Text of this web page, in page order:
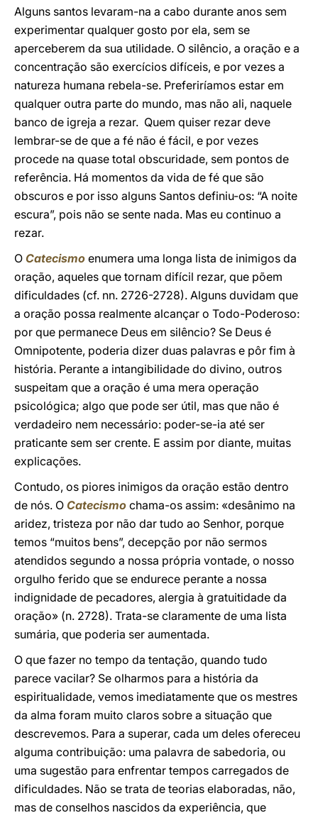
Alguns santos levaram-na a cabo durante anos sem
experimentar qualquer gosto por ela, sem se
aperceberem da sua utilidade. O silêncio, a oração e a
concentração são exercícios difíceis, e por vezes a
natureza humana rebela-se. Preferiríamos estar em
qualquer outra parte do mundo, mas não ali, naquele
banco de igreja a rezar. Quem quiser rezar deve
lembrar-se de que a fé não é fácil, e por vezes
procede na quase total obscuridade, sem pontos de
referência. Há momentos da vida de fé que são
obscuros e por isso alguns Santos definiu-os: “A noite
escura”, pois não se sente nada. Mas eu continuo a
rezar.
O Catecismo enumera uma longa lista de inimigos da
oração, aqueles que tornam difícil rezar, que põem
dificuldades (cf. nn. 2726-2728). Alguns duvidam que
a oração possa realmente alcançar o Todo-Poderoso:
por que permanece Deus em silêncio? Se Deus é
Omnipotente, poderia dizer duas palavras e pôr fim à
história. Perante a intangibilidade do divino, outros
suspeitam que a oração é uma mera operação
psicológica; algo que pode ser útil, mas que não é
verdadeiro nem necessário: poder-se-ia até ser
praticante sem ser crente. E assim por diante, muitas
explicações.
Contudo, os piores inimigos da oração estão dentro
de nós. O Catecismo chama-os assim: «desânimo na
aridez, tristeza por não dar tudo ao Senhor, porque
temos “muitos bens”, decepção por não sermos
atendidos segundo a nossa própria vontade, o nosso
orgulho ferido que se endurece perante a nossa
indignidade de pecadores, alergia à gratuitidade da
oração» (n. 2728). Trata-se claramente de uma lista
sumária, que poderia ser aumentada.
O que fazer no tempo da tentação, quando tudo
parece vacilar? Se olharmos para a história da
espiritualidade, vemos imediatamente que os mestres
da alma foram muito claros sobre a situação que
descrevemos. Para a superar, cada um deles ofereceu
alguma contribuição: uma palavra de sabedoria, ou
uma sugestão para enfrentar tempos carregados de
dificuldades. Não se trata de teorias elaboradas, não,
mas de conselhos nascidos da experiência, que